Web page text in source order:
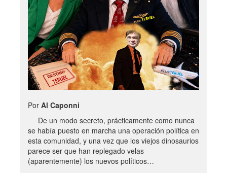
Por Al Caponni
De un modo secreto, prácticamente como nunca
se había puesto en marcha una operación política en
esta comunidad, y una vez que los viejos dinosaurios
parece ser que han replegado velas
(aparentemente) los nuevos políticos…